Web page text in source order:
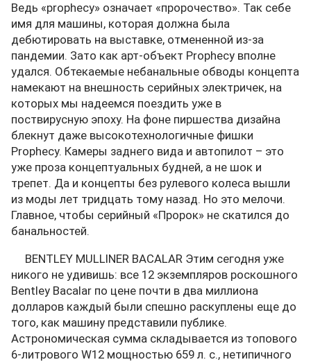
Ведь «prophecy» означает «пророчество». Так себе
имя для машины, которая должна была
дебютировать на выставке, отмененной из-за
пандемии. Зато как арт-объект Prophecy вполне
удался. Обтекаемые небанальные обводы концепта
намекают на внешность серийных электричек, на
которых мы надеемся поездить уже в
поствирусную эпоху. На фоне пиршества дизайна
блекнут даже высокотехнологичные фишки
Prophecy. Камеры заднего вида и автопилот – это
уже проза концептуальных будней, а не шок и
трепет. Да и концепты без рулевого колеса вышли
из моды лет тридцать тому назад. Но это мелочи.
Главное, чтобы серийный «Пророк» не скатился до
банальностей.
BENTLEY MULLINER BACALAR Этим сегодня уже
никого не удивишь: все 12 экземпляров роскошного
Bentley Bacalar по цене почти в два миллиона
долларов каждый были спешно раскуплены еще до
того, как машину представили публике.
Астрономическая сумма складывается из топового
6-литрового W12 мощностью 659 л. с., нетипичного